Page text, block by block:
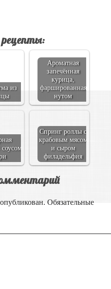
из
Ароматная
запечённая
курица,
фаршированная
нутом
Спринг роллы с
крабовым мясом
и сыром
филадельфия
Обязательные